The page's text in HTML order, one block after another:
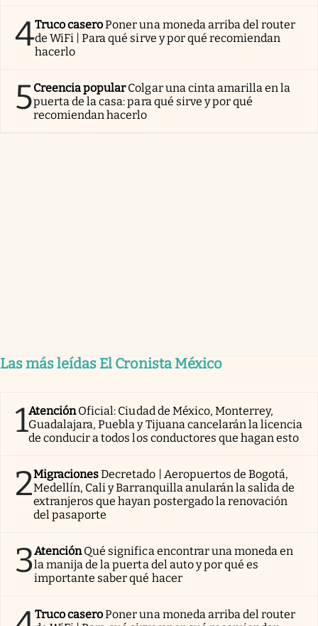
4Truco caseroPoner una moneda arriba del router
de WiFi | Para qué sirve y por qué recomiendan
hacerlo
5Creencia popularColgar una cinta amarilla en la
puerta de la casa: para qué sirve y por qué
recomiendan hacerlo
Las más leídas El Cronista México
1AtenciónOficial: Ciudad de México, Monterrey,
Guadalajara, Puebla y Tijuana cancelarán la licencia
de conducir a todos los conductores que hagan esto
2MigracionesDecretado | Aeropuertos de Bogotá,
Medellín, Cali y Barranquilla anularán la salida de
extranjeros que hayan postergado la renovación
del pasaporte
3AtenciónQué significa encontrar una moneda en
la manija de la puerta del auto y por qué es
importante saber qué hacer
Truco caseroPoner una moneda arriba del router